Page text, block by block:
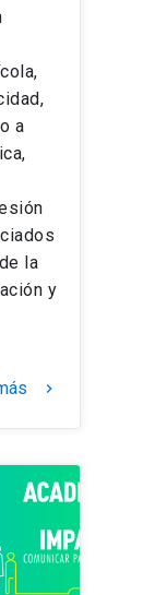
a
la
y
keyboard_arrow_right